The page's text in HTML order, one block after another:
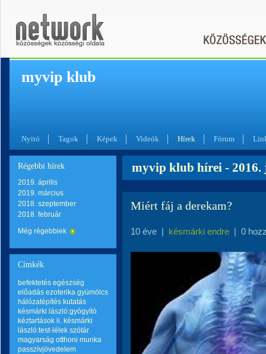
myvip klub
Nyitó Tagok Képek Videók Hírek Fórum
Régebbi hírek
2019. április
2019. március
2018. szeptember
2018. február
Még régebbiek
Címkék
befektetés egészség
előadás ezoterika gyümölcs
hálózatépítés kutatás
késmárki lászló:gyógyító
kéztartások ii. késmárki
lászló:test-lélek szótár
magyarság otthoni munka
passzívjövedelem
myvip klub hírei - 2016.
Miért fáj a derekam?
10 éve | késmárki endre | 0